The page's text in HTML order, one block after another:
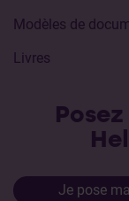
Modèles de
Livres
Je pose